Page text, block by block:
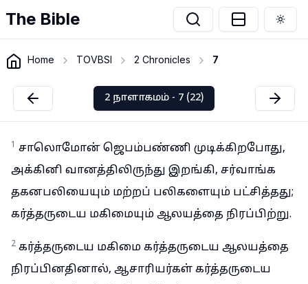
The Bible
Home TOVBSI 2 Chronicles 7
2 நாளாகமம் - 7 (22)
1 சாலொமோன் ஜெபம்பண்ணி முடிக்கிறபோது,
அக்கினி வானத்திலிருந்து இறங்கி, சர்வாங்க
தகனபலியையும் மற்றப் பலிகளையும் பட்சித்தது;
கர்த்தருடைய மகிமையும் ஆலயத்தை நிரப்பிற்று.
2 கர்த்தருடைய மகிமை கர்த்தருடைய ஆலயத்தை
நிரப்பினதினால், ஆசாரியர்கள் கர்த்தருடைய